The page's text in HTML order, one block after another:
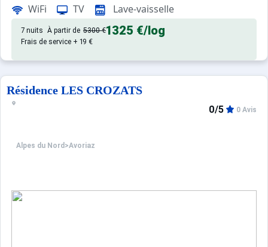
Appartement de particulier :
WiFi TV Lave-vaisselle
7 nuits À partir de 5300 €1325 €/log
Frais de service + 19 €
Résidence LES CROZATS
Alpes du Nord >Avoriaz
0/5 0 Avis